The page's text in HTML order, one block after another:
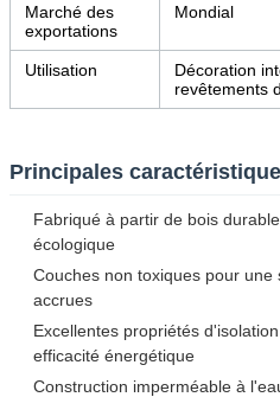
Marché des
exportations
Mondial
Utilisation
Décoration
revêtements
Principales
Fabriqué à partir de bois
écologique
Couches non toxiques pour
accrues
Excellentes propriétés
efficacité énergétique
Construction imperméable à